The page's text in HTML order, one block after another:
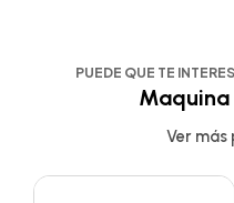
PUEDE QUE TE
Maquina
Ver más